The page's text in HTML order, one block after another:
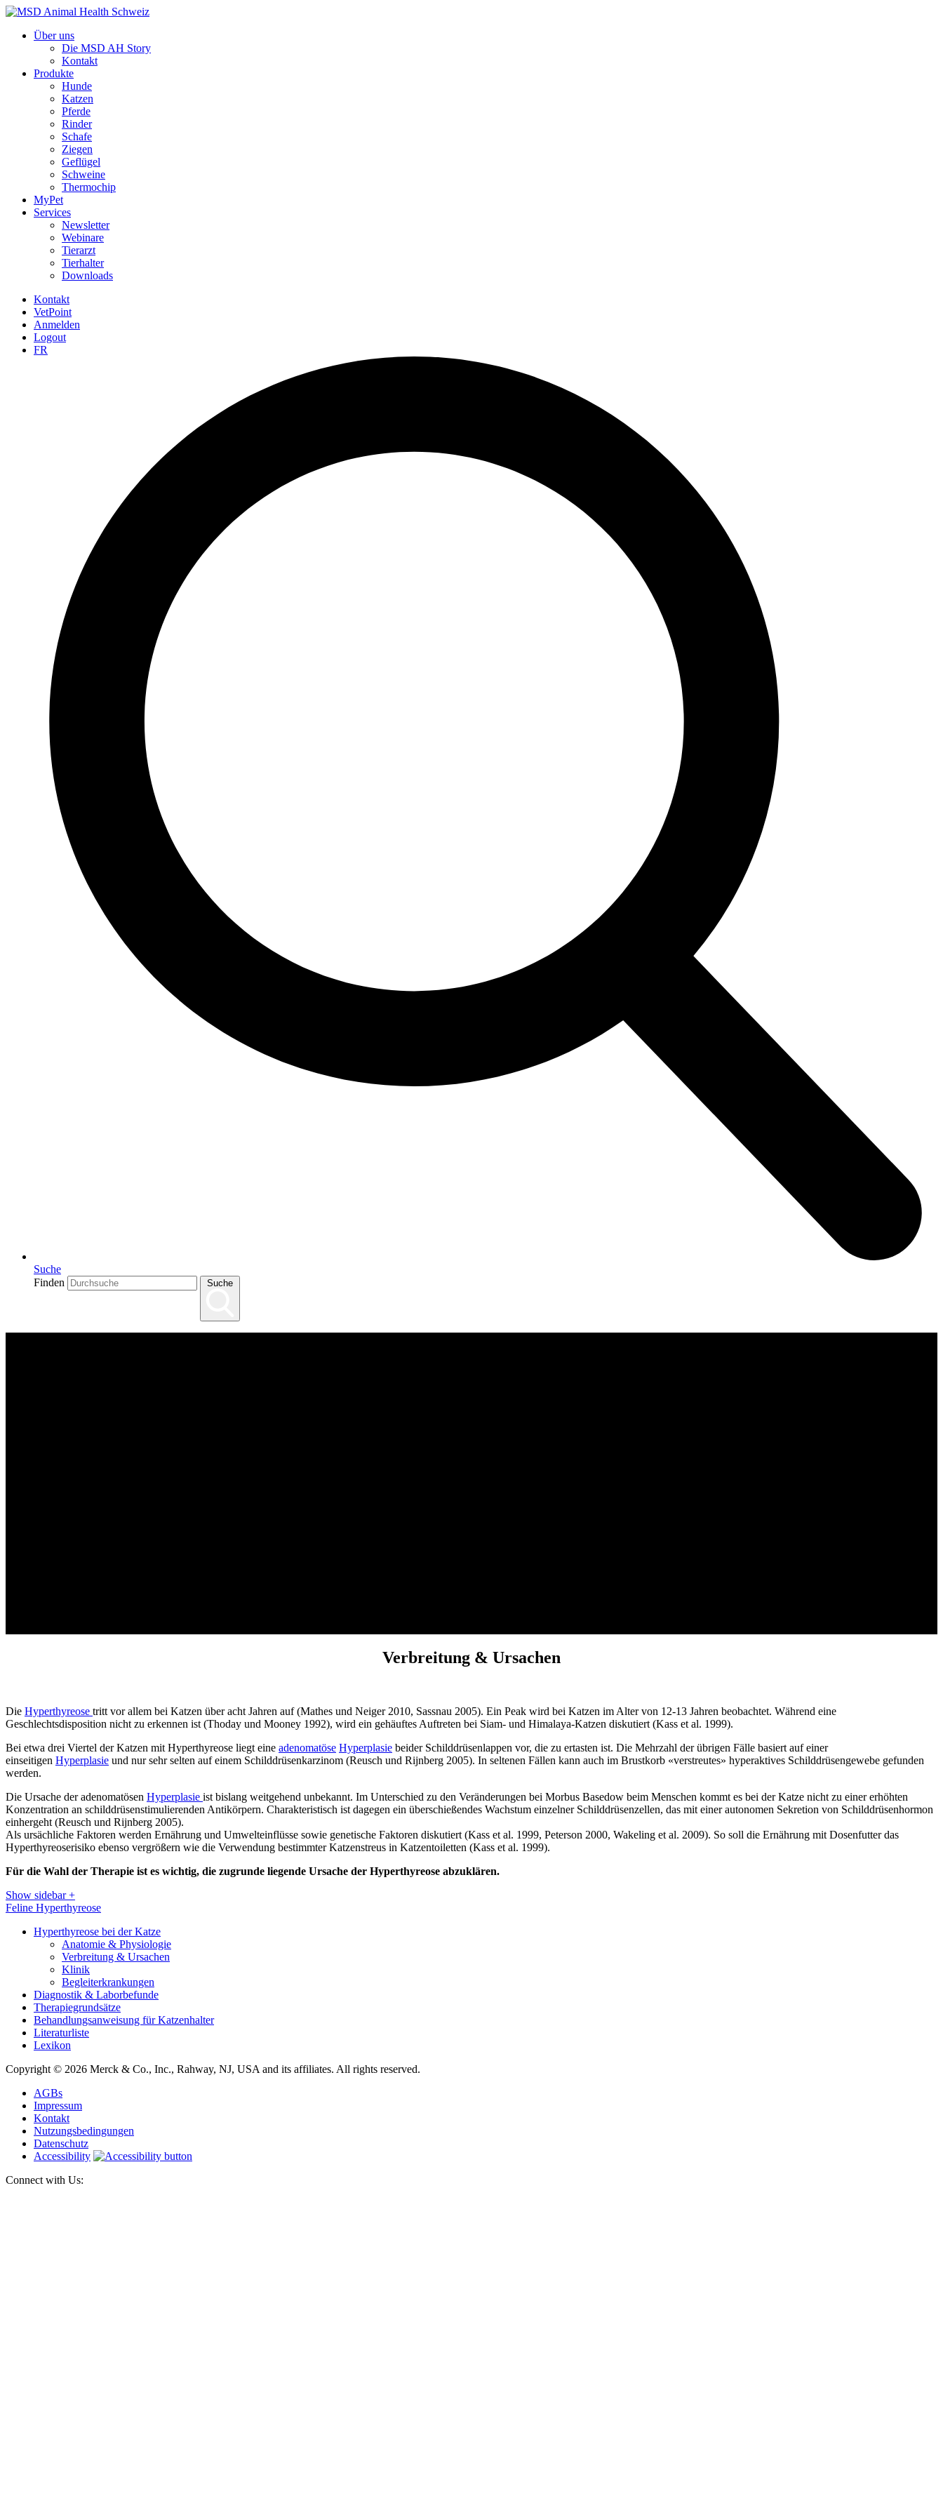
Über uns
Die MSD AH Story
Kontakt
Produkte
Hunde
Katzen
Pferde
Rinder
Schafe
Ziegen
Geflügel
Schweine
Thermochip
MyPet
Services
Newsletter
Webinare
Tierarzt
Tierhalter
Downloads
Kontakt
VetPoint
Anmelden
Logout
FR
Suche
Finden
Suche
Verbreitung & Ursachen
Die Hyperthyreose tritt vor allem bei Katzen über acht Jahren auf (Mathes und Neiger 2010, Sassnau 2005). Ein Peak wird bei Katzen im Alter von 12-13 Jahren beobachtet. Während eine
Geschlechtsdisposition nicht zu erkennen ist (Thoday und Mooney 1992), wird ein gehäuftes Auftreten bei Siam- und Himalaya-Katzen diskutiert (Kass et al. 1999).
Bei etwa drei Viertel der Katzen mit Hyperthyreose liegt eine adenomatöse Hyperplasie beider Schilddrüsenlappen vor, die zu ertasten ist. Die Mehrzahl der übrigen Fälle basiert auf einer
einseitigen Hyperplasie und nur sehr selten auf einem Schilddrüsenkarzinom (Reusch und Rijnberg 2005). In seltenen Fällen kann auch im Brustkorb «verstreutes» hyperaktives Schilddrüsengewebe gefunden
werden.
Die Ursache der adenomatösen Hyperplasie ist bislang weitgehend unbekannt. Im Unterschied zu den Veränderungen bei Morbus Basedow beim Menschen kommt es bei der Katze nicht zu einer erhöhten
Konzentration an schilddrüsenstimulierenden Antikörpern. Charakteristisch ist dagegen ein überschießendes Wachstum einzelner Schilddrüsenzellen, das mit einer autonomen Sekretion von Schilddrüsenhormon
einhergeht (Reusch und Rijnberg 2005).
Als ursächliche Faktoren werden Ernährung und Umwelteinflüsse sowie genetische Faktoren diskutiert (Kass et al. 1999, Peterson 2000, Wakeling et al. 2009). So soll die Ernährung mit Dosenfutter das
Hyperthyreoserisiko ebenso vergrößern wie die Verwendung bestimmter Katzenstreus in Katzentoiletten (Kass et al. 1999).
Für die Wahl der Therapie ist es wichtig, die zugrunde liegende Ursache der Hyperthyreose abzuklären.
Show sidebar+
Feline Hyperthyreose
Hyperthyreose bei der Katze
Anatomie & Physiologie
Verbreitung & Ursachen
Klinik
Begleiterkrankungen
Diagnostik & Laborbefunde
Therapiegrundsätze
Behandlungsanweisung für Katzenhalter
Literaturliste
Lexikon
Copyright © 2026 Merck & Co., Inc., Rahway, NJ, USA and its affiliates. All rights reserved.
AGBs
Impressum
Kontakt
Nutzungsbedingungen
Datenschutz
Accessibility
Connect with Us: